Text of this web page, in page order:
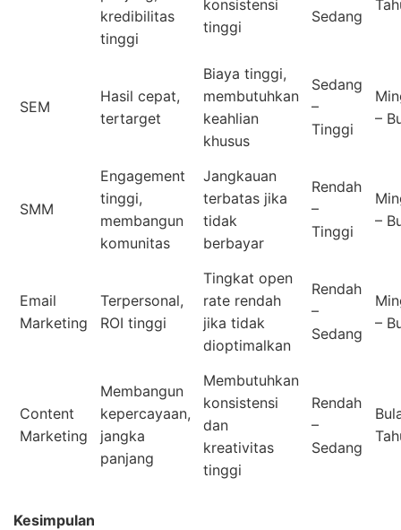
kredibilitas
tinggi
konsistensi
tinggi
Sedang
SEM
Hasil cepat,
tertarget
Biaya tinggi,
membutuhkan
keahlian
khusus
Sedang
–
Tinggi
–
SMM
Engagement
tinggi,
membangun
komunitas
Jangkauan
terbatas jika
tidak
berbayar
Rendah
–
Tinggi
–
Email
Marketing
Terpersonal,
ROI tinggi
Tingkat open
rate rendah
jika tidak
dioptimalkan
Rendah
–
Sedang
–
Content
Marketing
Membangun
kepercayaan,
jangka
panjang
Membutuhkan
konsistensi
dan
kreativitas
tinggi
Rendah
–
Sedang
Kesimpulan